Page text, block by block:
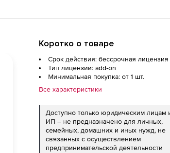
Коротко о товаре
Срок действия: бессрочная лицензия
Тип лицензии: add-on
Минимальная покупка: от 1 шт.
Все характеристики
Доступно только юридическим лицам
ИП – не предназначено для личных,
семейных, домашних и иных нужд, не
связанных с осуществлением
предпринимательской деятельности